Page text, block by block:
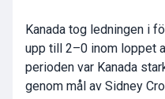
Kanada tog ledningen i
upp till 2–0 inom loppet
perioden var Kanada
genom mål av Sidney